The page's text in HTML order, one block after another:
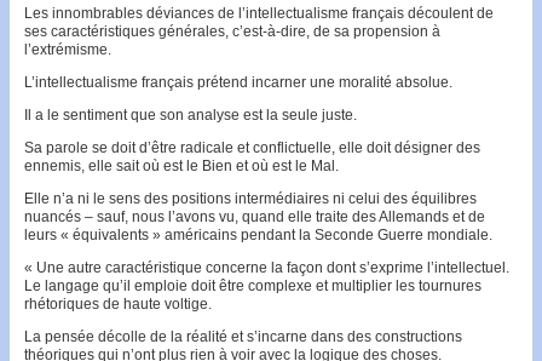
Les innombrables déviances de l’intellectualisme français découlent de
ses caractéristiques générales, c’est-à-dire, de sa propension à
l’extrémisme.
L’intellectualisme français prétend incarner une moralité absolue.
Il a le sentiment que son analyse est la seule juste.
Sa parole se doit d’être radicale et conflictuelle, elle doit désigner des
ennemis, elle sait où est le Bien et où est le Mal.
Elle n’a ni le sens des positions inter­médiaires ni celui des équilibres
nuancés – sauf, nous l’avons vu, quand elle traite des Allemands et de
leurs « équivalents » américains pendant la Seconde Guerre mon­diale.
« Une autre caractéristique concerne la façon dont s’exprime l’intellectuel.
Le langage qu’il emploie doit être complexe et multiplier les tournures
rhétoriques de haute voltige.
La pensée décolle de la réalité et s’incarne dans des constructions
théoriques qui n’ont plus rien à voir avec la logique des choses.